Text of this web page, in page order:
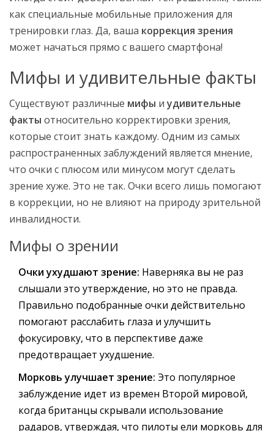
как специальные мобильные приложения для
тренировки глаз. Да, ваша коррекция зрения
может начаться прямо с вашего смартфона!
Мифы и удивительные факты
Существуют различные мифы иудивительные
факты относительно корректировки зрения,
которые стоит знать каждому. Одним из самых
распространенных заблуждений является мнение,
что очки с плюсом или минусом могут сделать
зрение хуже. Это не так. Очки всего лишь помогают
в коррекции, но не влияют на природу зрительной
инвалидности.
Мифы о зрении
Очки ухудшают зрение: Наверняка вы не раз
слышали это утверждение, но это не правда.
Правильно подобранные очки действительно
помогают расслабить глаза и улучшить
фокусировку, что в перспективе даже
предотвращает ухудшение.
Морковь улучшает зрение: Это популярное
заблуждение идет из времен Второй мировой,
когда британцы скрывали использование
радаров, утверждая, что пилоты ели морковь для